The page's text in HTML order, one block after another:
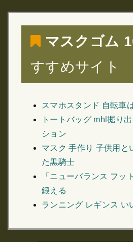
マスクゴム
すすめサイト
スマホスタンド 自転車
トートバッグ mhl掘り
ション
マスク 手作り 子供用と
た黒騎士
「ニューバランス フッ
鍛える
ランニング レギンス い